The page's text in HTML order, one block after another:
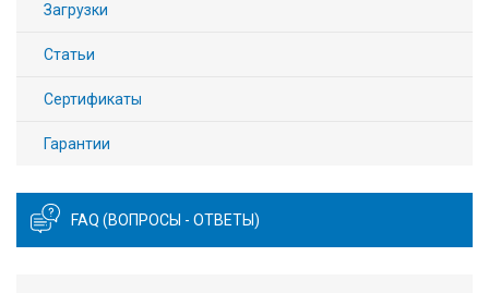
Загрузки
Статьи
Сертификаты
Гарантии
FAQ (ВОПРОСЫ - ОТВЕТЫ)